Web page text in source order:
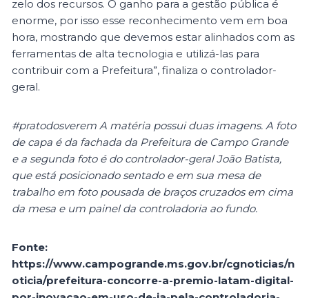
zelo dos recursos. O ganho para a gestão pública é
enorme, por isso esse reconhecimento vem em boa
hora, mostrando que devemos estar alinhados com as
ferramentas de alta tecnologia e utilizá-las para
contribuir com a Prefeitura”, finaliza o controlador-
geral.
#pratodosverem A matéria possui duas imagens. A foto
de capa é da fachada da Prefeitura de Campo Grande
e a segunda foto é do controlador-geral João Batista,
que está posicionado sentado e em sua mesa de
trabalho em foto pousada de braços cruzados em cima
da mesa e um painel da controladoria ao fundo.
Fonte:
https://www.campogrande.ms.gov.br/cgnoticias/n
oticia/prefeitura-concorre-a-premio-latam-digital-